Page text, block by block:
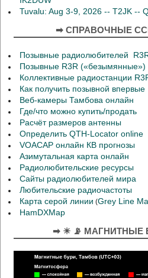
Tuvalu: Aug 3-9, 2026 -- T2JK --
➡ СПРАВОЧНЫЕ
Позывные радиолюбителей
Позывные R3R («безымянные»)
Коллективные радиостанции
Как получить позывной впервые
Веб-камеры Тамбова онлайн
Где/что можно купить/продать
Расчёт размеров антенны
Определить QTH-Locator online
VOACAP онлайн КВ прогнозы
Азимутальная карта онлайн
Радиолюбительские ресурсы
Сайты радиолюбителей мира
Любительские радиочастоты
Карта серой линии (Grey Line
HamDXMap
➡ ☀ 📡 МАГНИТНЫЕ